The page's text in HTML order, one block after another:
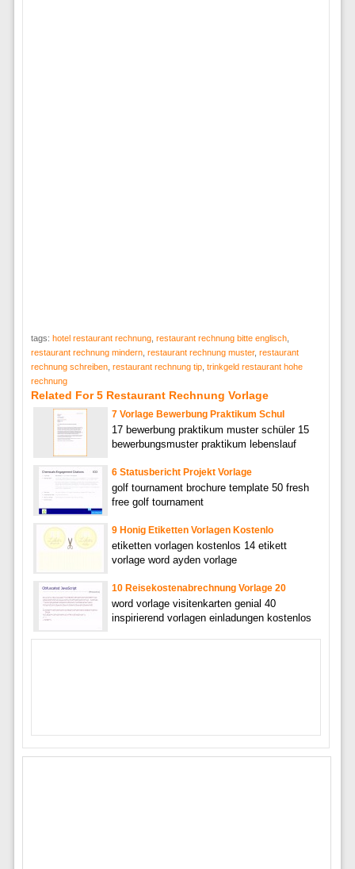
tags: hotel restaurant rechnung, restaurant rechnung bitte englisch,
restaurant rechnung mindern, restaurant rechnung muster, restaurant
rechnung schreiben, restaurant rechnung tip, trinkgeld restaurant hohe
rechnung
Related For 5 Restaurant Rechnung Vorlage
7 Vorlage Bewerbung Praktikum Schul
17 bewerbung praktikum muster schüler 15
bewerbungsmuster praktikum lebenslauf
6 Statusbericht Projekt Vorlage
golf tournament brochure template 50 fresh
free golf tournament
9 Honig Etiketten Vorlagen Kostenlo
etiketten vorlagen kostenlos 14 etikett
vorlage word ayden vorlage
10 Reisekostenabrechnung Vorlage 20
word vorlage visitenkarten genial 40
inspirierend vorlagen einladungen kostenlos